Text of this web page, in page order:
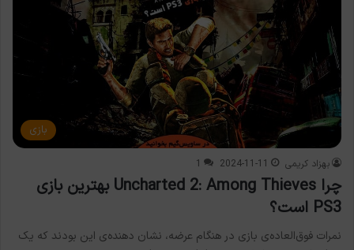
بازی
بهزاد کریمی 2024-11-11
1
چرا Uncharted 2: Among Thieves بهترین بازی
PS3 است؟
نمرات فوق‌العاده‌ی بازی در هنگام عرضه، نشان دهنده‌ی این بودند که یک